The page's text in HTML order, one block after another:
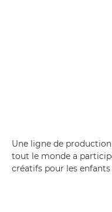
Une ligne de
tout le monde a
créatifs pour les